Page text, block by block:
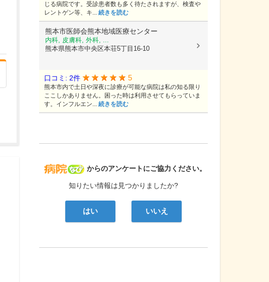
病院なび
からのアンケートにご協力ください。
知りたい情報は見つかりましたか?
はい いいえ
じる病院です。受診患者数も多く待たされますが、検査や
レントゲン等、キ... 続きを読む
熊本市医師会熊本地域医療センター
内科, 皮膚科, 外科, ...
熊本県熊本市中央区本荘5丁目16-10
口コミ: 2件 5
熊本市内で土日や深夜に診療が可能な病院は私の知る限り
ここしかありません。困った時は利用させてもらっていま
す。インフルエン... 続きを読む